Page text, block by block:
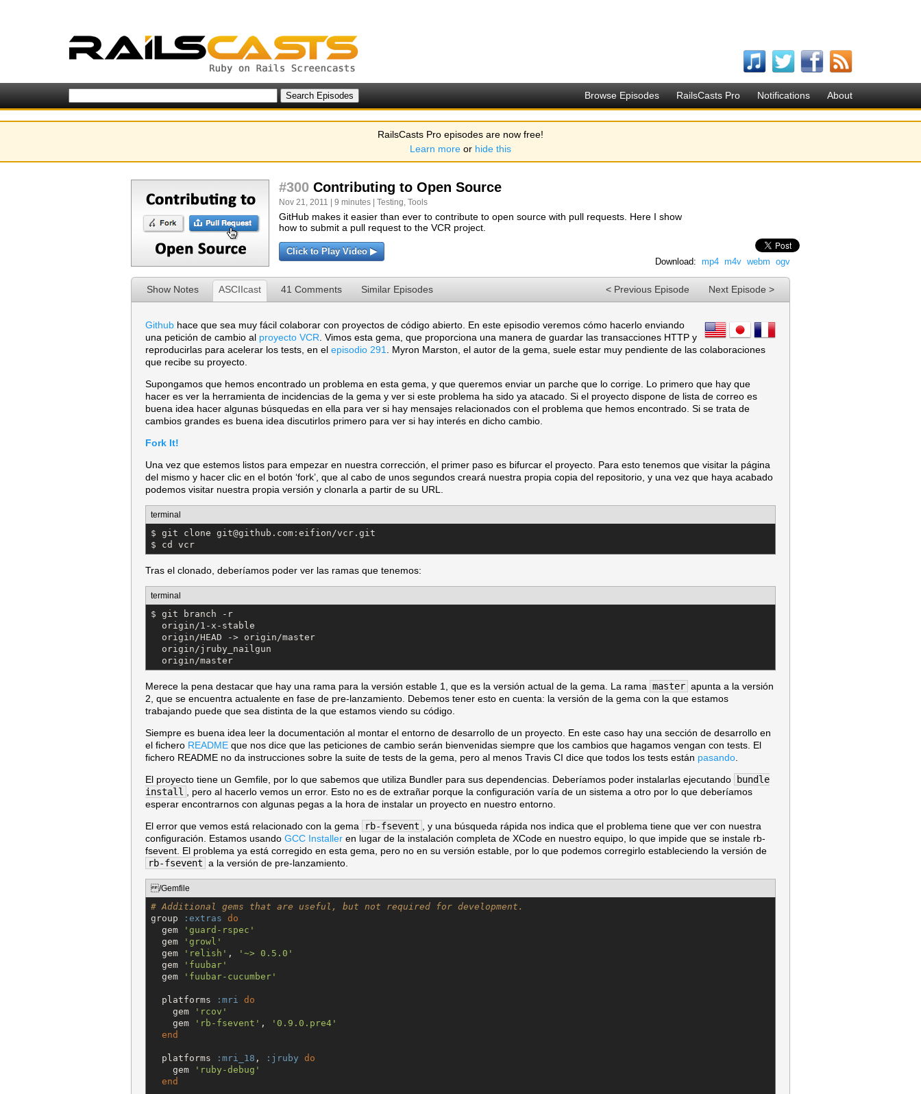
Browse Episodes RailsCasts Pro Notifications About
RailsCasts Pro episodes are now free!
Learn more or hide this
#300 Contributing to Open Source
Nov 21, 2011 | 9 minutes | Testing, Tools
GitHub makes it easier than ever to contribute to open source with pull requests. Here I show
how to submit a pull request to the VCR project.
Click to Play Video ▶
Download: mp4 m4v webm ogv
Show Notes ASCIIcast 41 Comments Similar Episodes Next Episode >
< Previous Episode
Github hace que sea muy fácil colaborar con proyectos de código abierto. En este episodio veremos cómo hacerlo enviando
una petición de cambio al proyecto VCR . Vimos esta gema, que proporciona una manera de guardar las transacciones HTTP y
reproducirlas para acelerar los tests, en el episodio 291
. Myron Marston, el autor de la gema, suele estar muy pendiente de las colaboraciones
que recibe su proyecto.
Supongamos que hemos encontrado un problema en esta gema, y que queremos enviar un parche que lo corrige. Lo primero que hay que
hacer es ver la herramienta de incidencias de la gema y ver si este problema ha sido ya atacado. Si el proyecto dispone de lista de correo es
buena idea hacer algunas búsquedas en ella para ver si hay mensajes relacionados con el problema que hemos encontrado. Si se trata de
cambios grandes es buena idea discutirlos primero para ver si hay interés en dicho cambio.
Fork It!
Una vez que estemos listos para empezar en nuestra corrección, el primer paso es bifurcar el proyecto. Para esto tenemos que visitar la página
del mismo y hacer clic en el botón ‘fork’, que al cabo de unos segundos creará nuestra propia copia del repositorio, y una vez que haya acabado
podemos visitar nuestra propia versión y clonarla a partir de su URL.
terminal
$ git clone git@github.com:eifion/vcr.git
$ cd vcr
Tras el clonado, deberíamos poder ver las ramas que tenemos:
terminal
$ git branch -r
  origin/1-x-stable
  origin/HEAD -> origin/master
  origin/jruby_nailgun
  origin/master
Merece la pena destacar que hay una rama para la versión estable 1, que es la versión actual de la gema. La rama master apunta a la versión
2, que se encuentra actualente en fase de pre-lanzamiento. Debemos tener esto en cuenta: la versión de la gema con la que estamos
trabajando puede que sea distinta de la que estamos viendo su código.
Siempre es buena idea leer la documentación al montar el entorno de desarrollo de un proyecto. En este caso hay una sección de desarrollo en
el fichero README que nos dice que las peticiones de cambio serán bienvenidas siempre que los cambios que hagamos vengan con tests. El
fichero README no da instrucciones sobre la suite de tests de la gema, pero al menos Travis CI dice que todos los tests están pasando
El proyecto tiene un Gemfile, por lo que sabemos que utiliza Bundler para sus dependencias. Deberíamos poder instalarlas ejecutando
bundle
install
, pero al hacerlo vemos un error. Esto no es de extrañar porque la configuración varía de un sistema a otro por lo que deberíamos
esperar encontrarnos con algunas pegas a la hora de instalar un proyecto en nuestro entorno.
El error que vemos está relacionado con la gema
rb-fsevent
, y una búsqueda rápida nos indica que el problema tiene que ver con nuestra
configuración. Estamos usando GCC Installer en lugar de la instalación completa de XCode en nuestro equipo, lo que impide que se instale rb-
fsevent. El problema ya está corregido en esta gema, pero no en su versión estable, por lo que podemos corregirlo estableciendo la versión de
rb-fsevent a la versión de pre-lanzamiento.
/Gemfile
# Additional gems that are useful, but not required for development.
group
:extras do
  gem
' guard-rspec '
  gem
' growl '
  gem
' relish ' , ' ~> 0.5.0 '
  gem
' fuubar '
  gem
' fuubar-cucumber '
  platforms
:mri do
    gem
' rcov '
    gem
' rb-fsevent ' , ' 0.9.0.pre4 '
end
  platforms
:mri_18 , :jruby do
    gem
' ruby-debug '
end